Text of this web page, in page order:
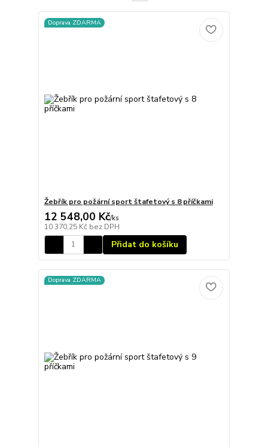
Doprava ZDARMA
Žebřík pro požární sport štafetový s 8 příčkami
12 548,00 Kč/ks
10 370,25 Kč bez DPH
Přidat do košíku
Doprava ZDARMA